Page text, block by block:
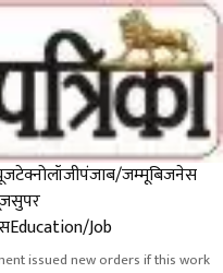
टेक्नोलॉजीपंजाब/जम्मूबिजनेस
सुपर
Education/Job
issued new orders if this work